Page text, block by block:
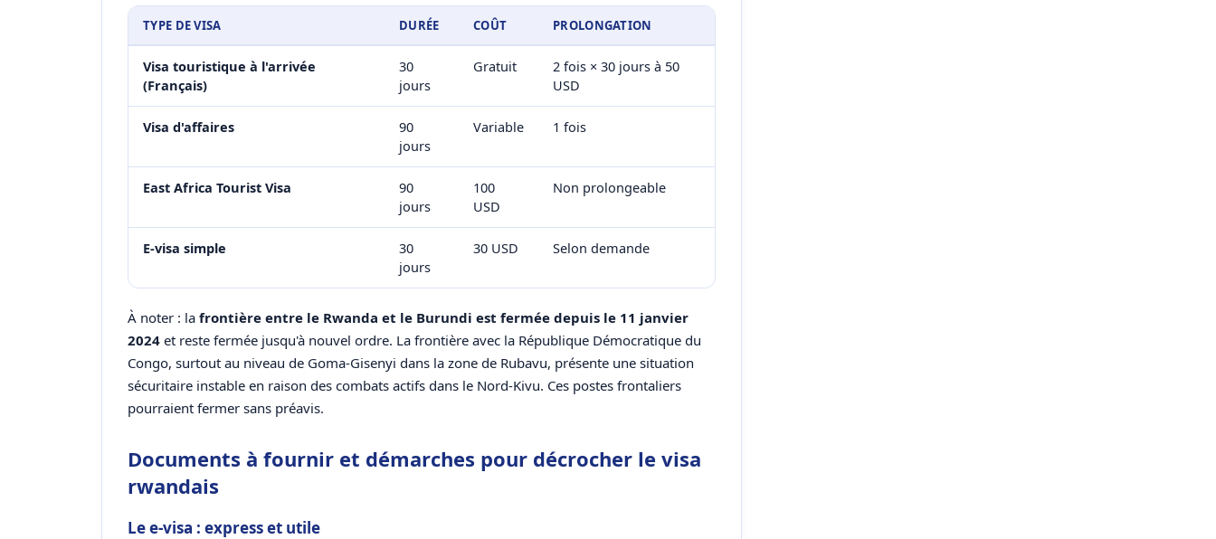
TYPE DE VISA DURÉE COÛT PROLONGATION
Visa touristique à l'arrivée
(Français)
30
jours
Gratuit
2 fois × 30 jours à 50
USD
Visa d'affaires
90
jours
Variable 1 fois
East Africa Tourist Visa
90
jours
100
USD
Non prolongeable
E-visa simple
30
jours
30 USD Selon demande
À noter : la frontière entre le Rwanda et le Burundi est fermée depuis le 11 janvier
2024 et reste fermée jusqu'à nouvel ordre. La frontière avec la République Démocratique du
Congo, surtout au niveau de Goma-Gisenyi dans la zone de Rubavu, présente une situation
sécuritaire instable en raison des combats actifs dans le Nord-Kivu. Ces postes frontaliers
pourraient fermer sans préavis.
Documents à fournir et démarches pour décrocher le visa
rwandais
Le e-visa : express et utile